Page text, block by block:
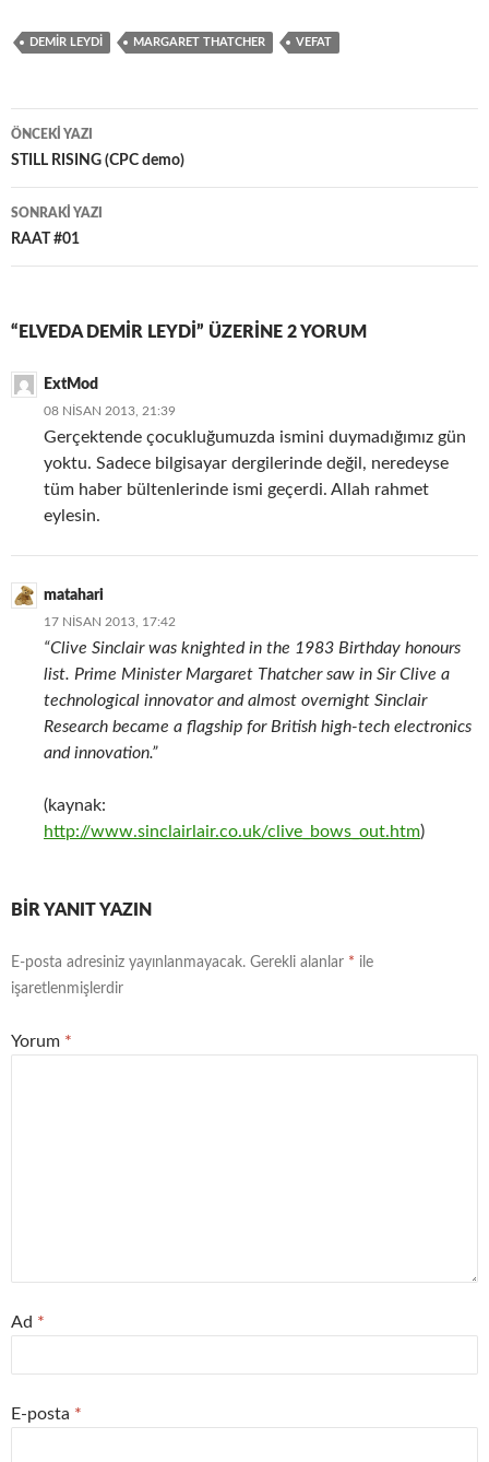
b
o
k
to
o
ail ar
DEMIR LEYDI MARGARET THATCHER VEFAT
Yazı
dolaşımı
ÖNCEKI YAZI
STILL RISING (CPC demo)
SONRAKI YAZI
RAAT #01
“ELVEDA DEMIR LEYDI” ÜZERINE 2 YORUM
ExtMod
08 NISAN 2013, 21:39
Gerçektende çocukluğumuzda ismini duymadığımız gün
yoktu. Sadece bilgisayar dergilerinde değil, neredeyse
tüm haber bültenlerinde ismi geçerdi. Allah rahmet
eylesin.
matahari
17 NISAN 2013, 17:42
“Clive Sinclair was knighted in the 1983 Birthday honours
list. Prime Minister Margaret Thatcher saw in Sir Clive a
technological innovator and almost overnight Sinclair
Research became a flagship for British high-tech electronics
and innovation.”
(kaynak:
http://www.sinclairlair.co.uk/clive_bows_out.htm)
BIR YANIT YAZIN
E-posta adresiniz yayınlanmayacak. Gerekli alanlar * ile
işaretlenmişlerdir
Yorum *
Ad *
E-posta *